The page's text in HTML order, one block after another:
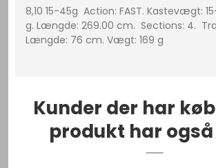
8,10 15-45g Action: FAST. Kastevægt:
g. Længde: 269.00 cm. Sections: 4.
Længde: 76 cm. Vægt: 169 g
Kunder der har
produkt har